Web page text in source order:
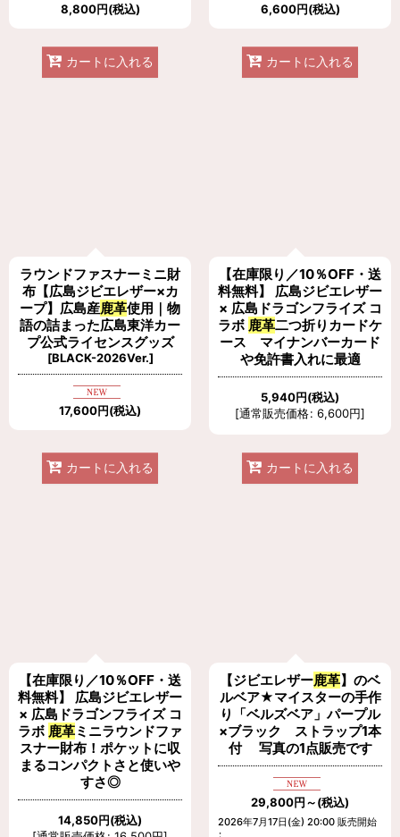
8,800円(税込)
カートに入れる
6,600円(税込)
カートに入れる
ラウンドファスナーミニ財
布【広島ジビエレザー×カ
ープ】広島産鹿革使用｜物
語の詰まった広島東洋カー
プ公式ライセンスグッズ
[BLACK-2026Ver.]
17,600円(税込)
カートに入れる
【在庫限り／10％OFF・送
料無料】 広島ジビエレザー
× 広島ドラゴンフライズ コ
ラボ 鹿革二つ折りカードケ
ース マイナンバーカード
や免許書入れに最適
5,940円(税込)
[通常販売価格: 6,600円]
カートに入れる
【在庫限り／10％OFF・送
料無料】 広島ジビエレザー
× 広島ドラゴンフライズ コ
ラボ 鹿革ミニラウンドファ
スナー財布！ポケットに収
まるコンパクトさと使いや
すさ◎
14,850円(税込)
【ジビエレザー鹿革】のベ
ルベア★マイスターの手作
り「ベルズベア」パープル
×ブラック ストラップ1本
付 写真の1点販売です
29,800円～(税込)
2026年7月17日(金) 20:00 販売開始
: